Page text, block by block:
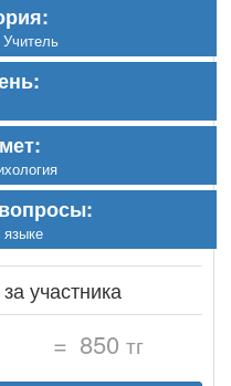
за участника
= 850 тг